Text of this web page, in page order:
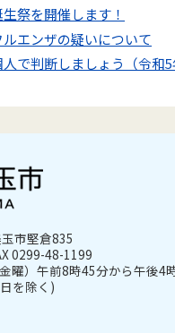
祭を開催します！
エンザの疑いについて
で判断しましょう（令和5
市堅倉835
0299-48-1199
曜）午前8時45分から午後4
を除く)